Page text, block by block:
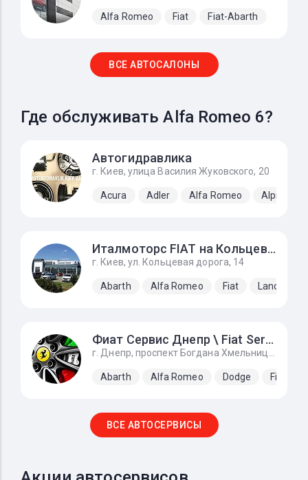
Alfa Romeo Fiat Fiat-Abarth
ВСЕ АВТОСАЛОНЫ
Где обслуживать Alfa Romeo 6?
Автогидравлика
г. Киев, улица Василия Жуковского, 20
Acura Adler Alfa Romeo Alpine
Италмоторс FIAT на Кольцевой
г. Киев, ул. Кольцевая дорога, 14
Abarth Alfa Romeo Fiat Lancia
Фиат Сервис Днепр \ Fiat Service Dnipro
Abarth Alfa Romeo Dodge Fiat
ВСЕ АВТОСЕРВИСЫ